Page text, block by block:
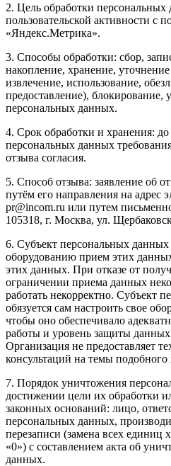
2. Цель обработки персональных
пользовательской активности с
«Яндекс.Метрика».
3. Способы обработки: сбор,
накопление, хранение,
извлечение, использование,
предоставление), блокирование,
персональных данных.
4. Срок обработки и хранения: до
персональных данных
отзыва согласия.
5. Способ отзыва: заявление об
путём его направления на адрес
pr@incom.ru или путем
105318, г. Москва, ул.
6. Субъект персональных данных
оборудованию прием этих
этих данных. При отказе от
ограничении приема данных
работать некорректно. Субъект
обязуется сам настроить свое
чтобы оно обеспечивало
работы и уровень защиты
Организация не предоставляет
консультаций на темы подобного
7. Порядок уничтожения
достижении цели их обработки
законных оснований: лицо,
персональных данных,
перезаписи (замена всех единиц
«0») с составлением акта об
данных.